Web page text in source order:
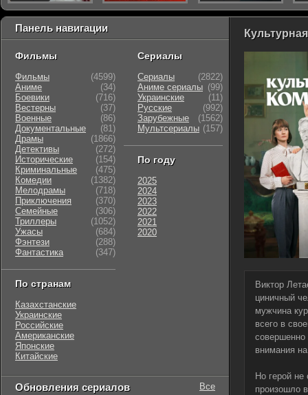
Виктор
циничный
мужчина
всего в
совершенно
внимания
Но герой
произошло
Панель навигации
Фильмы
Фильмы
(4599)
Аниме
(34)
Боевики
(716)
Вестерны
(37)
Военные
(86)
Документальные
(81)
Драмы
(1866)
Детективы
(272)
Исторические
(154)
Криминальные
(475)
Комедии
(1382)
Мелодрамы
(718)
Приключения
(370)
Семейные
(306)
Триллеры
(1052)
Ужасы
(684)
Фэнтези
(288)
Фантастика
(347)
По странам
Казахстанские
Украинские
Российские
Американские
Японские
Китайские
Сериалы
Сериалы
(2822)
Аниме сериалы (99)
Украинские
(11)
Русские
(992)
Зарубежные
(1562)
Мультсериалы (157)
По году
2025
2024
2023
2022
2021
2020
Обновления сериалов Все